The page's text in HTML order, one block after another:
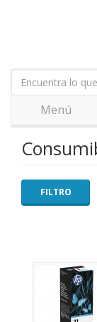
Menú
FILTRO